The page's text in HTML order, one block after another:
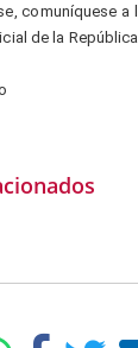
comuníquese
de la